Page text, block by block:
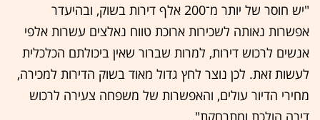
"יש חוסר של יותר מ־200 אלף דירות בשוק, ובהיעדר
אפשרות נאותה לשכירות ארוכת טווח נאלצים עשרות אלפי
אנשים לרכוש דירות, למרות שברור שאין ביכולתם הכלכלית
לעשות זאת. לכן נוצר לחץ גדול מאוד בשוק הדירות למכירה,
מחירי הדיור עולים, והאפשרות של משפחה צעירה לרכוש